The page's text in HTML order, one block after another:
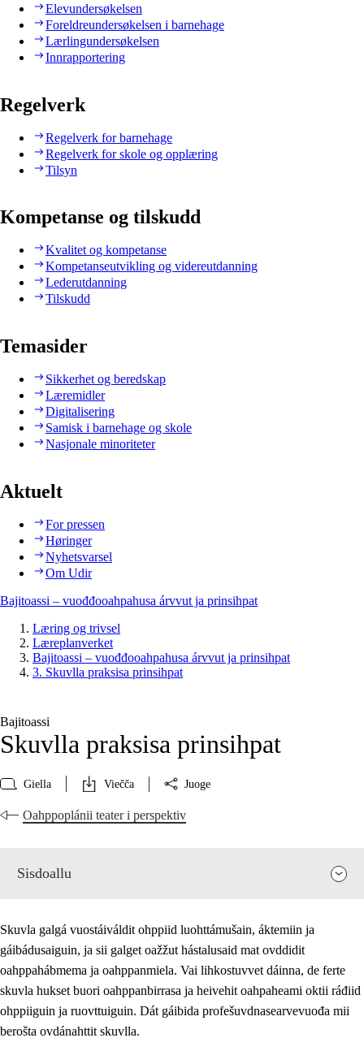
Elevundersøkelsen
Foreldreundersøkelsen i barnehage
Lærlingundersøkelsen
Innrapportering
Regelverk
Regelverk for barnehage
Regelverk for skole og opplæring
Tilsyn
Kompetanse og tilskudd
Kvalitet og kompetanse
Kompetanseutvikling og videreutdanning
Lederutdanning
Tilskudd
Temasider
Sikkerhet og beredskap
Læremidler
Digitalisering
Samisk i barnehage og skole
Nasjonale minoriteter
Aktuelt
For pressen
Høringer
Nyhetsvarsel
Om Udir
Bajitoassi – vuođđooahpahusa árvvut ja prinsihpat
Læring og trivsel
Læreplanverket
Bajitoassi – vuođđooahpahusa árvvut ja prinsihpat
3. Skuvlla praksisa prinsihpat
Bajitoassi
Skuvlla praksisa prinsihpat
Giella Viečča Juoge
Oahppoplánii teater i perspektiv
Sisdoallu
Skuvla galgá vuostáiváldit ohppiid luohttámušain, áktemiin ja
gáibádusaiguin, ja sii galget oažžut hástalusaid mat ovddidit
oahppahábmema ja oahppanmiela. Vai lihkostuvvet dáinna, de ferte
skuvla hukset buori oahppanbirrasa ja heivehit oahpaheami oktii ráđiid
ohppiiguin ja ruovttuiguin. Dát gáibida profešuvdnasearvevuođa mii
berošta ovdánahttit skuvlla.